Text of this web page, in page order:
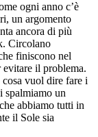
ogni anno c’è
un argomento
ancora di più
Circolano
finiscono nel
il problema.
cosa vuol dire fare i
spalmiamo un
abbiamo tutti in
il Sole sia